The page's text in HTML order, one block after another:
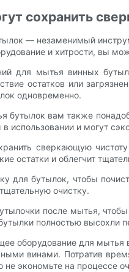
сохранить
— незаменимый
и хитрости, вы
для мытья винных
остатков или
одновременно.
бутылок вам также
использовании и могут
сверкающую
остатки и облегчит
для бутылок, чтобы
очистку.
после мытья, чтобы
полностью высохли
оборудование для
винами. Потратив
экономьте на процессе